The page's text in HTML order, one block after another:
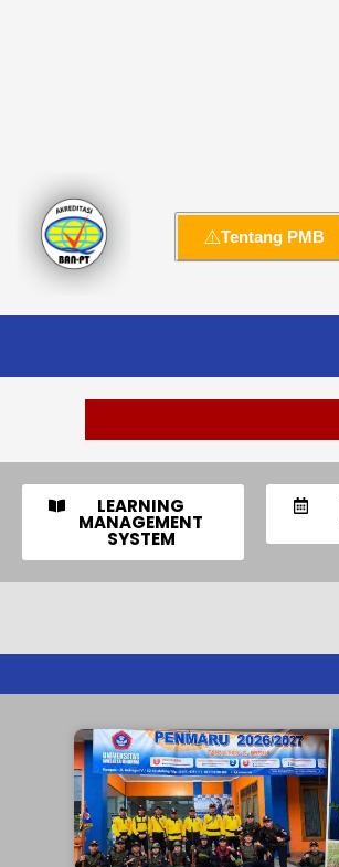
Tentang PMB
LEARNING
MANAGEMENT
SYSTEM